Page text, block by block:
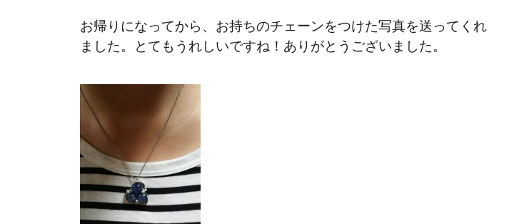
お帰りになってから、お持ちのチェーンをつけた写真を送ってくれ
ました。とてもうれしいですね！ありがとうございました。